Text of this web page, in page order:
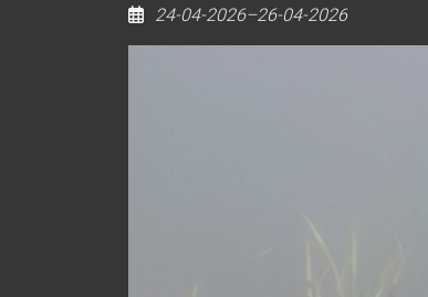
24-04-2026–26-04-2026